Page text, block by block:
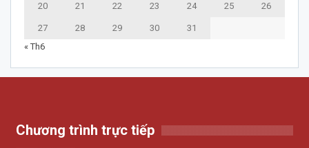
20 21 22 23 24 25 26
27 28 29 30
31
« Th6
Chương trình trực tiếp